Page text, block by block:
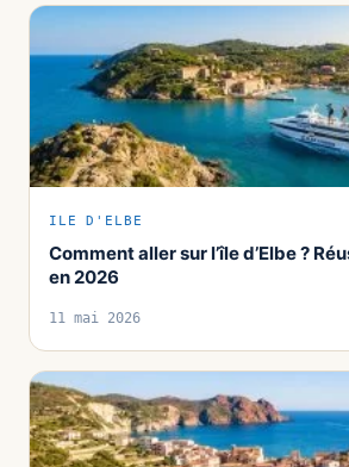
ILE D'ELBE
Comment aller sur l’île d’Elbe ?
en 2026
11 mai 2026